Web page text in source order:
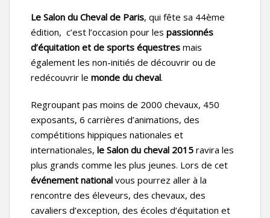
Le Salon du Cheval de Paris, qui fête sa 44ème
édition, c’est l’occasion pour les passionnés
d’équitation et de sports équestres mais
également les non-initiés de découvrir ou de
redécouvrir le monde du cheval.
Regroupant pas moins de 2000 chevaux, 450
exposants, 6 carrières d’animations, des
compétitions hippiques nationales et
internationales, le Salon du cheval 2015 ravira les
plus grands comme les plus jeunes. Lors de cet
événement national vous pourrez aller à la
rencontre des éleveurs, des chevaux, des
cavaliers d’exception, des écoles d’équitation et